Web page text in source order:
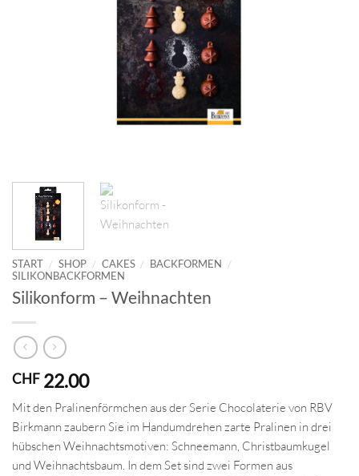
START / SHOP / CAKES / BACKFORMEN /
SILIKONBACKFORMEN
Silikonform – Weihnachten
CHF 22.00
Mit den Pralinenförmchen aus der Serie Chocolaterie von RBV
Birkmann zaubern Sie im Handumdrehen zarte Pralinen in drei
hübschen Weihnachtsmotiven: Schneemann, Christbaumkugel
und Weihnachtsbaum. In dem Set sind zwei Formen aus